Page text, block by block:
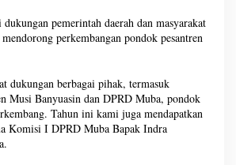
pemerintah daerah dan masyarakat
perkembangan pondok pesantren
dukungan berbagai pihak, termasuk
Musi Banyuasin dan DPRD Muba, pondok
Tahun ini kami juga mendapatkan
Komisi I DPRD Muba Bapak Indra